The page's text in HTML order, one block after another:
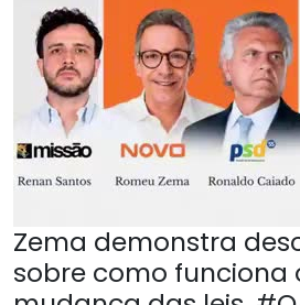
Zema demonstra
sobre como funciona